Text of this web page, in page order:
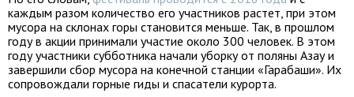
каждым разом количество его участников растет, при этом
мусора на склонах горы становится меньше. Так, в прошлом
году в акции принимали участие около 300 человек. В этом
году участники субботника начали уборку от поляны Азау и
завершили сбор мусора на конечной станции «Гарабаши». Их
сопровождали горные гиды и спасатели курорта.